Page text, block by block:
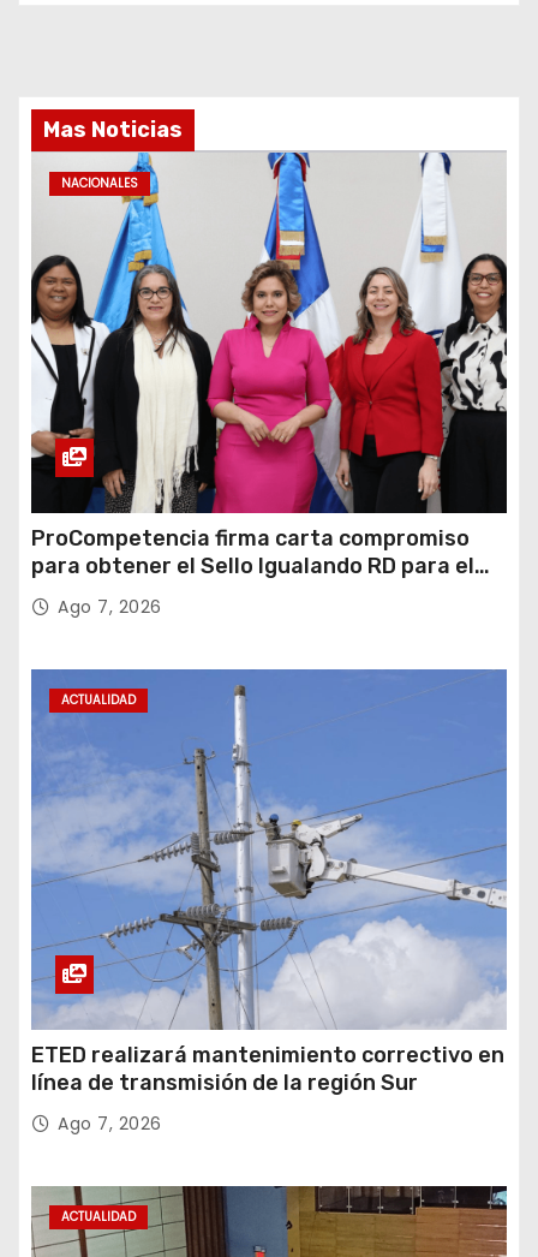
Mas Noticias
NACIONALES
ProCompetencia firma carta compromiso
para obtener el Sello Igualando RD para el
Sector Público
Ago 7, 2026
ACTUALIDAD
ETED realizará mantenimiento correctivo en
línea de transmisión de la región Sur
Ago 7, 2026
ACTUALIDAD